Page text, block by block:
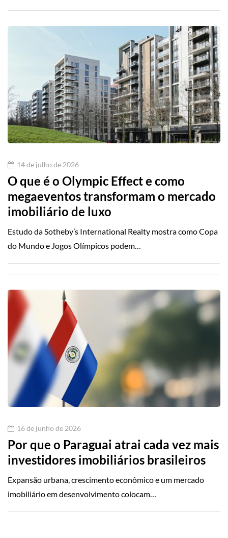
14 de julho de 2026
O que é o Olympic Effect e como
megaeventos transformam o mercado
imobiliário de luxo
Estudo da Sotheby’s International Realty mostra como Copa
do Mundo e Jogos Olímpicos podem…
16 de junho de 2026
Por que o Paraguai atrai cada vez mais
investidores imobiliários brasileiros
Expansão urbana, crescimento econômico e um mercado
imobiliário em desenvolvimento colocam…